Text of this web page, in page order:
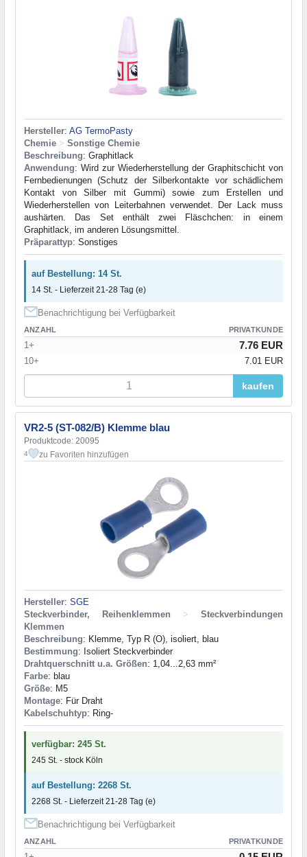
Hersteller: AG TermoPasty
Chemie > Sonstige Chemie
Beschreibung: Graphitlack
Anwendung: Wird zur Wiederherstellung der Graphitschicht von
Fernbedienungen (Schutz der Silberkontakte vor schädlichem
Kontakt von Silber mit Gummi) sowie zum Erstellen und
Wiederherstellen von Leiterbahnen verwendet. Der Lack muss
aushärten. Das Set enthält zwei Fläschchen: in einem
Graphitlack, im anderen Lösungsmittel.
Präparattyp: Sonstiges
auf Bestellung: 14 St.
14 St. - Lieferzeit 21-28 Tag (e)
Benachrichtigung bei Verfügbarkeit
ANZAHL PRIVATKUNDE
1+ 7.76 EUR
10+ 7.01 EUR
kaufen
VR2-5 (ST-082/B) Klemme blau
Produktcode: 20095
4 zu Favoriten hinzufügen
Hersteller: SGE
Steckverbinder, Reihenklemmen
>
Steckverbindungen
Klemmen
Beschreibung: Klemme, Typ R (О), isoliert, blau
Bestimmung: Isoliert Steckverbinder
Drahtquerschnitt u.a. Größen: 1,04...2,63 mm²
Farbe: blau
Größe: M5
Montage: Für Draht
Kabelschuhtyp: Ring-
verfügbar: 245 St.
245 St. - stock Köln
auf Bestellung: 2268 St.
2268 St. - Lieferzeit 21-28 Tag (e)
Benachrichtigung bei Verfügbarkeit
ANZAHL PRIVATKUNDE